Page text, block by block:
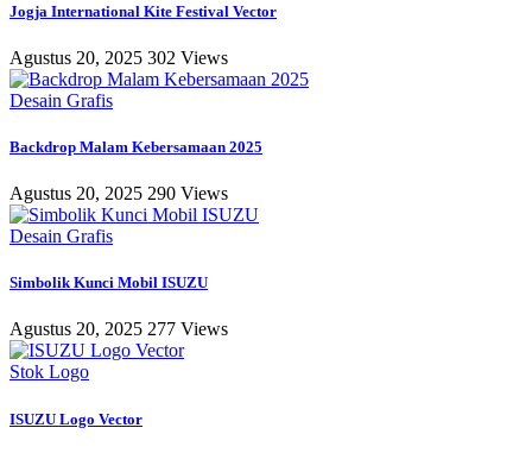
Jogja International Kite Festival Vector
Agustus 20, 2025 302 Views
Desain Grafis
Backdrop Malam Kebersamaan 2025
Agustus 20, 2025 290 Views
Desain Grafis
Simbolik Kunci Mobil ISUZU
Agustus 20, 2025 277 Views
Stok Logo
ISUZU Logo Vector